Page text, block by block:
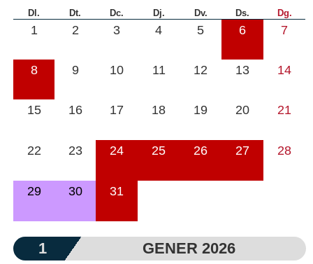
Dl. Dt. Dc. Dj. Dv. Ds. Dg.
1 2 3 4 5 6 7
8 9 10 11 12 13 14
15 16 17 18 19 20 21
22 23 24 25 26 27 28
29 30 31
1 GENER 2026